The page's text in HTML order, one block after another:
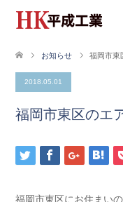
お知らせ 福岡市東
2018.05.01
福岡市東区のエ
福岡市東区にお住まい